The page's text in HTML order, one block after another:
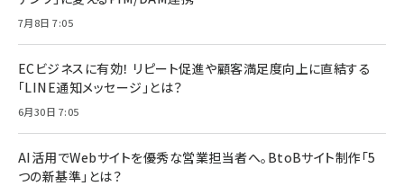
7月8日 7:05
ECビジネスに有効！ リピート促進や顧客満足度向上に直結する
「LINE通知メッセージ」とは？
6月30日 7:05
AI活用でWebサイトを優秀な営業担当者へ。BtoBサイト制作「5
つの新基準」とは？